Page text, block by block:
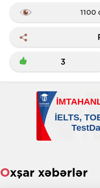
1100
3
Oxşar xəbərlər